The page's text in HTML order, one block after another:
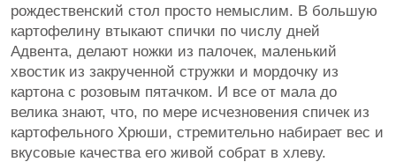
рождественский стол просто немыслим. В большую
картофелину втыкают спички по числу дней
Адвента, делают ножки из палочек, маленький
хвостик из закрученной стружки и мордочку из
картона с розовым пятачком. И все от мала до
велика знают, что, по мере исчезновения спичек из
картофельного Хрюши, стремительно набирает вес и
вкусовые качества его живой собрат в хлеву.